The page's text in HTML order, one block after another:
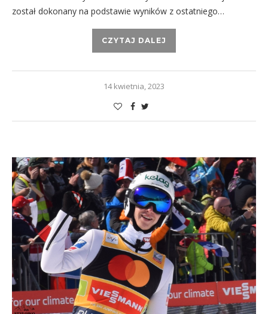
został dokonany na podstawie wyników z ostatniego…
CZYTAJ DALEJ
14 kwietnia, 2023